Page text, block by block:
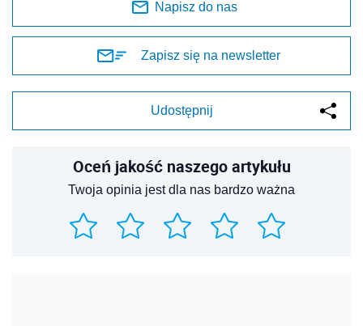
Napisz do nas
Zapisz się na newsletter
Udostępnij
Oceń jakość naszego artykułu
Twoja opinia jest dla nas bardzo ważna